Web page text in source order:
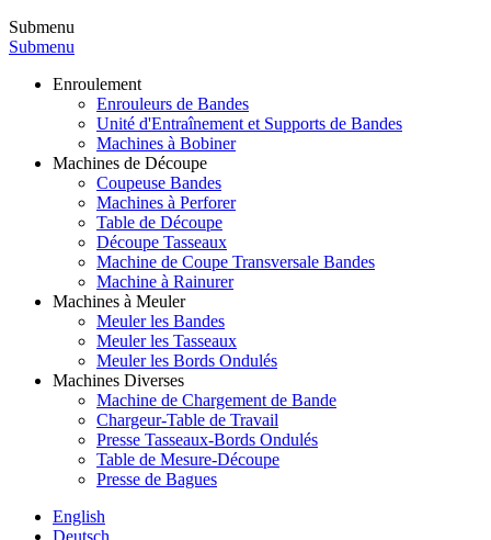
Submenu
Submenu
Enroulement
Enrouleurs de Bandes
Unité d'Entraînement et Supports de Bandes
Machines à Bobiner
Machines de Découpe
Coupeuse Bandes
Machines à Perforer
Table de Découpe
Découpe Tasseaux
Machine de Coupe Transversale Bandes
Machine à Rainurer
Machines à Meuler
Meuler les Bandes
Meuler les Tasseaux
Meuler les Bords Ondulés
Machines Diverses
Machine de Chargement de Bande
Chargeur-Table de Travail
Presse Tasseaux-Bords Ondulés
Table de Mesure-Découpe
Presse de Bagues
English
Deutsch